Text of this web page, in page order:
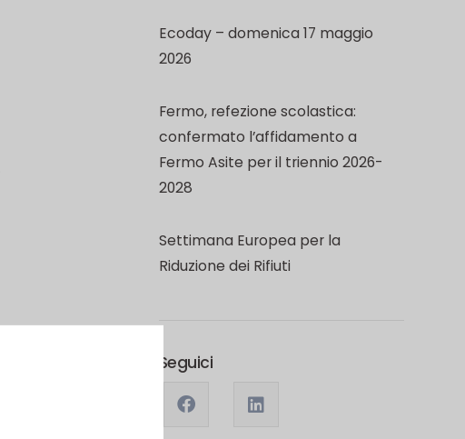
Ecoday – domenica 17 maggio
2026
Fermo, refezione scolastica:
confermato l’affidamento a
Fermo Asite per il triennio 2026-
2028
Settimana Europea per la
Riduzione dei Rifiuti
Seguici